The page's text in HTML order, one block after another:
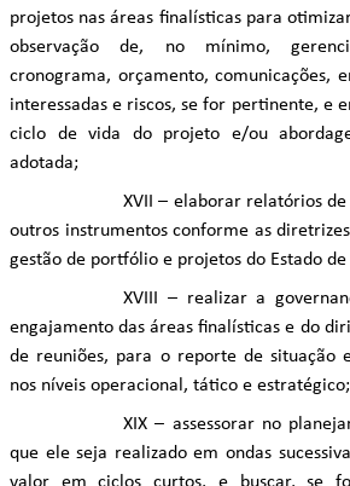
projetos nas áreas finalísticas para
observação de, no mínimo,
cronograma, orçamento, comunicações,
interessadas e riscos, se for pertinente, e
ciclo de vida do projeto e/ou
adotada;
XVII – elaborar relatórios
outros instrumentos conforme as
gestão de portfólio e projetos do Estado de
XVIII – realizar a
engajamento das áreas finalísticas e do
de reuniões, para o reporte de situação
nos níveis operacional, tático e estratégico;
XIX – assessorar no
que ele seja realizado em ondas